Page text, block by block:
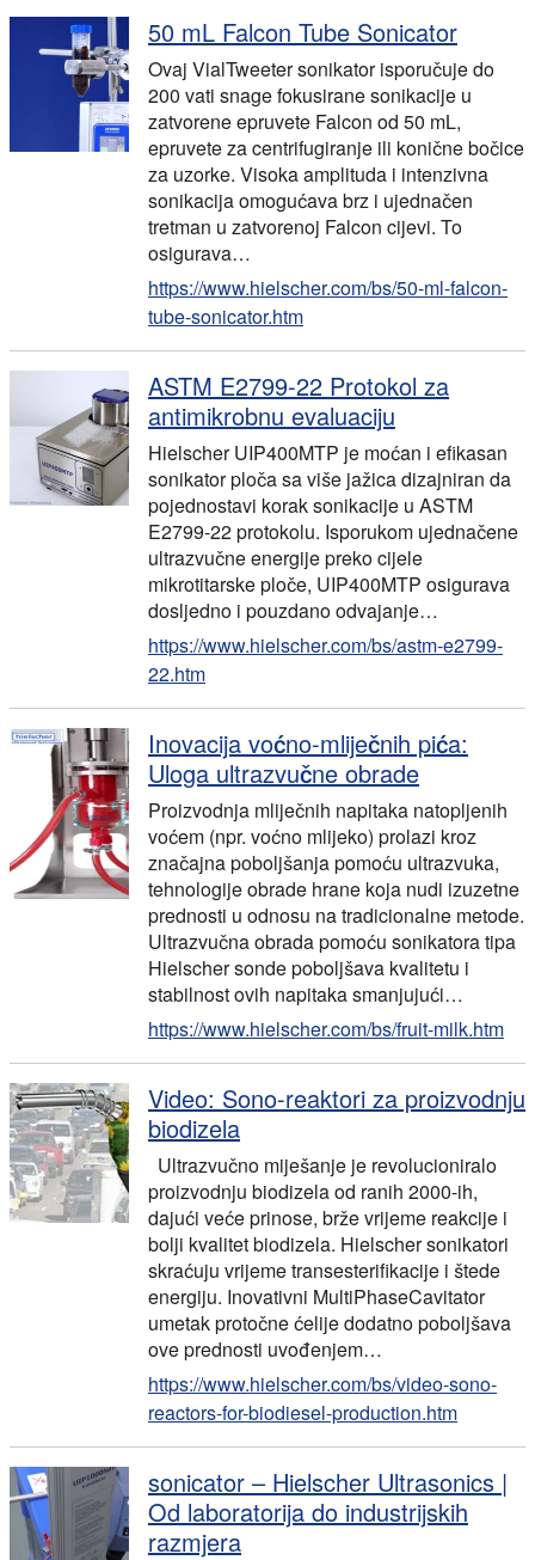
50 mL Falcon Tube Sonicator
Ovaj VialTweeter sonikator isporučuje do
200 vati snage fokusirane sonikacije u
zatvorene epruvete Falcon od 50 mL,
epruvete za centrifugiranje ili konične bočice
za uzorke. Visoka amplituda i intenzivna
sonikacija omogućava brz i ujednačen
tretman u zatvorenoj Falcon cijevi. To
osigurava…
https://www.hielscher.com/bs/50-ml-falcon-
tube-sonicator.htm
ASTM E2799-22 Protokol za
antimikrobnu evaluaciju
Hielscher UIP400MTP je moćan i efikasan
sonikator ploča sa više jažica dizajniran da
pojednostavi korak sonikacije u ASTM
E2799-22 protokolu. Isporukom ujednačene
ultrazvučne energije preko cijele
mikrotitarske ploče, UIP400MTP osigurava
dosljedno i pouzdano odvajanje…
https://www.hielscher.com/bs/astm-e2799-
22.htm
Inovacija voćno-mliječnih pića:
Uloga ultrazvučne obrade
Proizvodnja mliječnih napitaka natopljenih
voćem (npr. voćno mlijeko) prolazi kroz
značajna poboljšanja pomoću ultrazvuka,
tehnologije obrade hrane koja nudi izuzetne
prednosti u odnosu na tradicionalne metode.
Ultrazvučna obrada pomoću sonikatora tipa
Hielscher sonde poboljšava kvalitetu i
stabilnost ovih napitaka smanjujući…
https://www.hielscher.com/bs/fruit-milk.htm
Video: Sono-reaktori za proizvodnju
biodizela
Ultrazvučno miješanje je revolucioniralo
proizvodnju biodizela od ranih 2000-ih,
dajući veće prinose, brže vrijeme reakcije i
bolji kvalitet biodizela. Hielscher sonikatori
skraćuju vrijeme transesterifikacije i štede
energiju. Inovativni MultiPhaseCavitator
umetak protočne ćelije dodatno poboljšava
ove prednosti uvođenjem…
https://www.hielscher.com/bs/video-sono-
reactors-for-biodiesel-production.htm
sonicator – Hielscher Ultrasonics |
Od laboratorija do industrijskih
razmjera